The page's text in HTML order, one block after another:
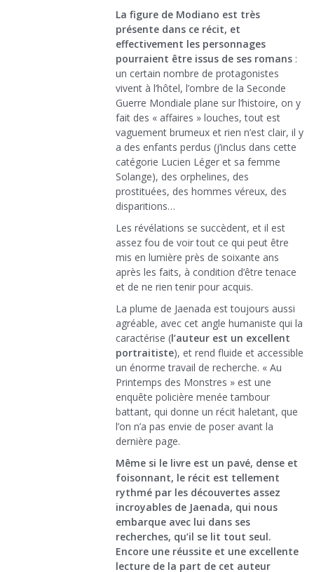
La figure de Modiano est très
présente dans ce récit, et
effectivement les personnages
pourraient être issus de ses romans :
un certain nombre de protagonistes
vivent à l’hôtel, l’ombre de la Seconde
Guerre Mondiale plane sur l’histoire, on y
fait des « affaires » louches, tout est
vaguement brumeux et rien n’est clair, il y
a des enfants perdus (j’inclus dans cette
catégorie Lucien Léger et sa femme
Solange), des orphelines, des
prostituées, des hommes véreux, des
disparitions…
Les révélations se succèdent, et il est
assez fou de voir tout ce qui peut être
mis en lumière près de soixante ans
après les faits, à condition d’être tenace
et de ne rien tenir pour acquis.
La plume de Jaenada est toujours aussi
agréable, avec cet angle humaniste qui la
caractérise (l’auteur est un excellent
portraitiste), et rend fluide et accessible
un énorme travail de recherche. « Au
Printemps des Monstres » est une
enquête policière menée tambour
battant, qui donne un récit haletant, que
l’on n’a pas envie de poser avant la
dernière page.
Même si le livre est un pavé, dense et
foisonnant, le récit est tellement
rythmé par les découvertes assez
incroyables de Jaenada, qui nous
embarque avec lui dans ses
recherches, qu’il se lit tout seul.
Encore une réussite et une excellente
lecture de la part de cet auteur